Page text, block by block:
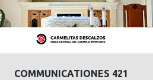
COMMUNICATIONES 421